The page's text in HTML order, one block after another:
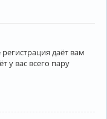
даёт вам
у вас всего пару